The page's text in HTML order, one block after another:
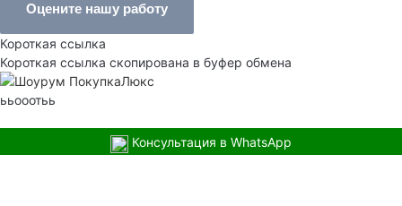
Оцените нашу работу
Короткая ссылка
Короткая ссылка скопирована в буфер обмена
ььооотьь
Консультация в WhatsApp